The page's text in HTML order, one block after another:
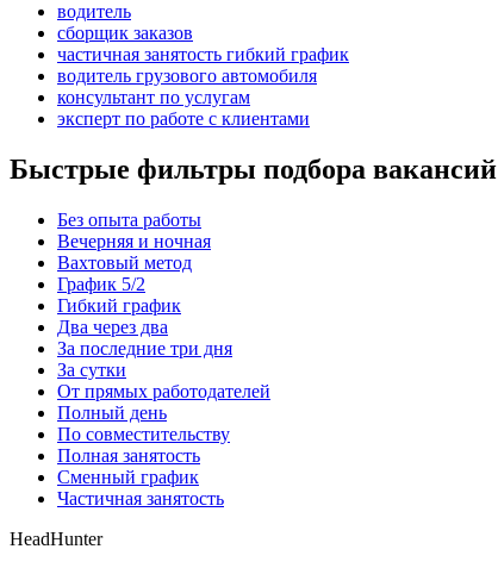
водитель
сборщик заказов
частичная занятость гибкий график
водитель грузового автомобиля
консультант по услугам
эксперт по работе с клиентами
Быстрые фильтры подбора вакансий
Без опыта работы
Вечерняя и ночная
Вахтовый метод
График 5/2
Гибкий график
Два через два
За последние три дня
За сутки
От прямых работодателей
Полный день
По совместительству
Полная занятость
Сменный график
Частичная занятость
HeadHunter